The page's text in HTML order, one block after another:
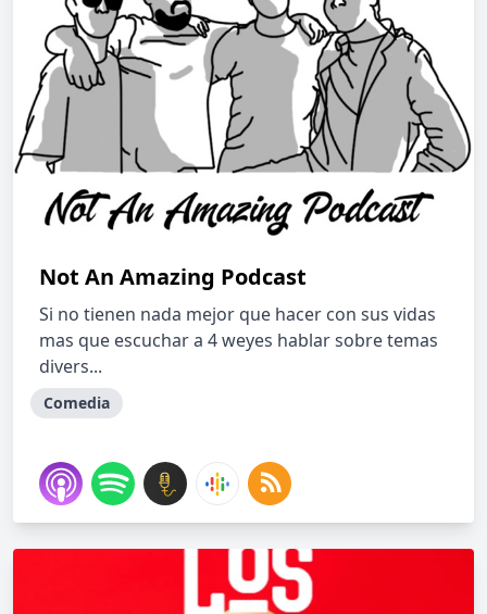
Not An Amazing Podcast
Si no tienen nada mejor que hacer con sus vidas
mas que escuchar a 4 weyes hablar sobre temas
divers...
Comedia